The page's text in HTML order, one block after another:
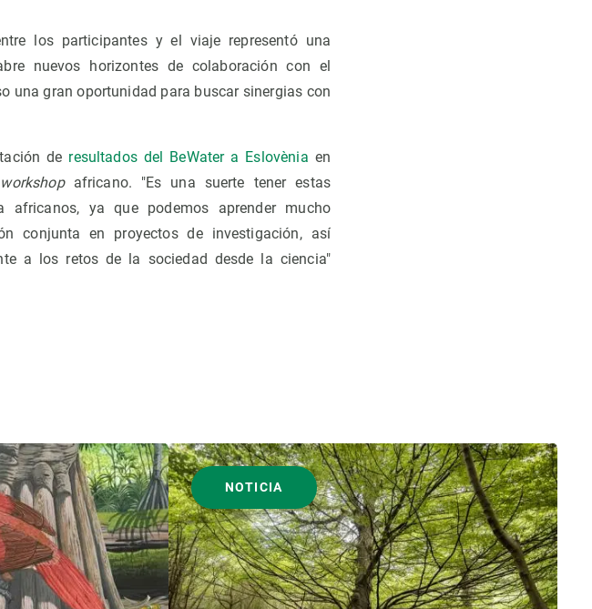
los participantes y el viaje representó una
nuevos horizontes de colaboración con el
una gran oportunidad para buscar sinergias con
de resultados del BeWater a Eslovènia en
workshopafricano. "Es una suerte tener estas
africanos, ya que podemos aprender mucho
conjunta en proyectos de investigación, así
a los retos de la sociedad desde la ciencia"
NOTICIA